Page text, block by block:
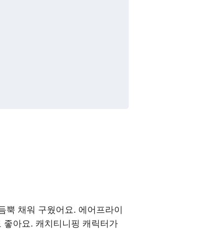
뿍 채워 구웠어요. 에어프라이
아요. 캐치티니핑 캐릭터가